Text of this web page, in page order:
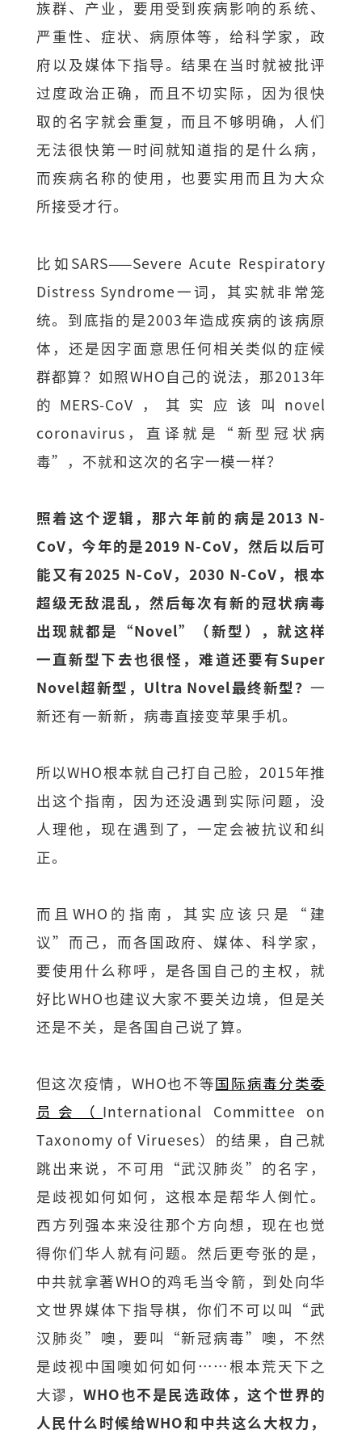
族群、产业，要用受到疾病影响的系统、
严重性、症状、病原体等，给科学家，政
府以及媒体下指导。结果在当时就被批评
过度政治正确，而且不切实际，因为很快
取的名字就会重复，而且不够明确，人们
无法很快第一时间就知道指的是什么病，
而疾病名称的使用，也要实用而且为大众
所接受才行。
比如SARS——Severe Acute Respiratory
Distress Syndrome一词，其实就非常笼
统。到底指的是2003年造成疾病的该病原
体，还是因字面意思任何相关类似的症候
群都算？如照WHO自己的说法，那2013年
的MERS-CoV​，其实应该叫novel
coronavirus，直译就是“新型冠状病
毒”，不就和这次的名字一模一样？
照着这个逻辑，那六年前的病是2013 N-
CoV，今年的是2019 N-CoV，然后以后可
能又有2025 N-CoV，2030 N-CoV，根本
超级无敌混乱，然后每次有新的冠状病毒
出现就都是“Novel”（新型），就这样
一直新型下去也很怪，难道还要有Super
Novel超新型，Ultra Novel最终新型？一
新还有一新新，病毒直接变苹果手机。
所以WHO根本就自己打自己脸，2015年推
出这个指南，因为还没遇到实际问题，没
人理他，现在遇到了，一定会被抗议和纠
正。
而且WHO的指南，其实应该只是“建
议”而己，而各国政府、媒体、科学家，
要使用什么称呼，是各国自己的主权，就
好比WHO也建议大家不要关边境，但是关
还是不关，是各国自己说了算。
但这次疫情，WHO​也不等国际病毒分类委
员会（ International Committee on
Taxonomy of Virueses）的结果，自己就
跳出来说，不可用“武汉肺炎”的名字，
是歧视如何如何，这根本是帮华人倒忙。
西方列强本来没往那个方向想，现在也觉
得你们华人就有问题。然后更夸张的是，
中共就拿著WHO的鸡毛当令箭，到处向华
文世界媒体下指导棋，你们不可以叫“武
汉肺炎”噢，要叫“新冠病毒”噢，不然
是歧视中国噢如何如何⋯⋯根本荒天下之
大谬，WHO也不是民选政体，这个世界的
人民什么时候给WHO和中共这么大权力，